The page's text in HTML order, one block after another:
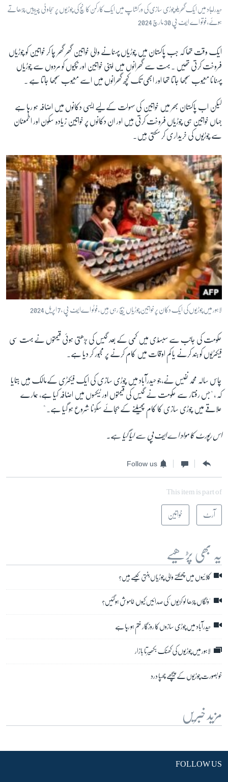
حیدرا ٓباد میں ایک گھریلو چوڑی سازی کی ورکشاپ میں ایک کارکن کانچ کی چوڑیوں پر سجاوٹی چیزییں چڑھاتے
ہوئے، فوتو اے ایف پی 30 مارچ 2024
ایک وقت تھا کہ جب پاکستان میں چوڑیاں پہنانے والی خواتین گھر گھر چا کر خواتین کو چوڑیاں
فروخت کرتی تھیں ۔ بہت سے گھرانوں میں اپنی خواتین اور بچیوں کو مردوں سے چوڑیاں
پہنانا معیوب سمجھا جاتا تھا اور ابھی تک کچھ گھرانوں میں اسے معیوب سمجھا جاتا ہے ۔
لیکن اب پاکستان بھر میں خواتین کی سہولت کےلیے ایسی دکانوں میں اضافہ ہو رہا ہے
جہاں خواتین ہی چوڑیاں فروخت کرتی ہیں اور ان دکانوں پر خواتین زیادہ سکون اور اطمعنان
سے چوڑیوں کی خریداری کر سکتی ہیں۔
لاہور میں چوڑیوں کی ایک دکان پر خواتین چوڑیاں بیچ رہی ہیں ، فوٹو اےایف پی ، 7 اپریل 2024
حکومت کی جانب سے سبسڈی میں کمی کے بعد گیس کی بڑھتی ہوئی قیمتوں نے بہت سی
فیکٹریوں کو بند کرنے یا کم اوقات میں کام کرنے پر مجبور کر دیا ہے۔
چاس سالہ محمد نفیس نے،جو حیدرآباد میں چوڑی سازی کی ایک فیکٹری کےمالک ہیں بتایا
کہ ، "جس رفتار سے حکومت نے گیس کی قیمتوں اور ٹیکسوں میں اضافہ کیا ہے، ہمارے
علاقے میں چوڑی سازی کا کام پھیلنے کے بجائے سکڑنا شروع ہو گیا ہے۔ "
اس رپورٹ کا مواد اے ایف پی سے لیا گیا ہے۔
Follow us
This item is part of
آرٹ خواتین
یہ بھی پڑھیے
کلائیوں میں چھنکنے والی چوڑیاں بنتی کیسے ہیں؟
'ونگاں چڑھا لو کڑیوں' کی صدائیں کیوں خاموش ہوگئیں؟
حیدرآباد میں چوڑی سازوں کا روزگار ختم ہو رہا ہے
لاہور میں چوڑیوں کی کھنک بکھیرتا بازار
خوبصورت چوڑیوں کے پیچھے چھپا درد
مزید خبریں
FOLLOW US